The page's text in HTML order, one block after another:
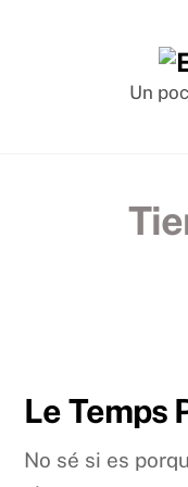
Un
Le Temps
No sé si es